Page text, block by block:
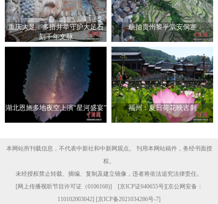
重庆大足：多措并举守护大足石
刻千年文脉
航拍贵州黎平堂安侗寨
湖北恩施多地夜空上演“星河盛宴” 福州：夏日荷花映古刹
本网站所刊载信息，不代表中新社和中新网观点。 刊用本网站稿件，务经书面授
权。
未经授权禁止转载、摘编、复制及建立镜像，违者将依法追究法律责任。
[网上传播视听节目许可证（0106168)] [京ICP证040655号][京公网安备：
110102003042] [京ICP备2021034286号-7]